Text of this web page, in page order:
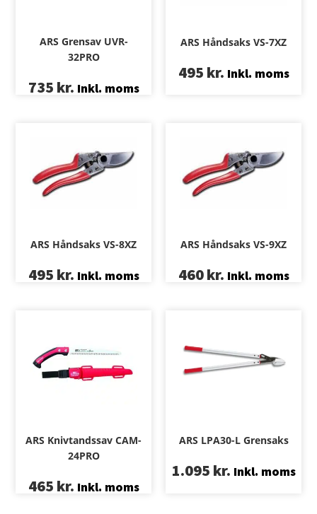
ARS Grensav UVR-
32PRO
735 kr. Inkl. moms
ARS Håndsaks VS-7XZ
495 kr. Inkl. moms
ARS Håndsaks VS-8XZ
495 kr. Inkl. moms
ARS Håndsaks VS-9XZ
460kr. Inkl. moms
ARS Knivtandssav CAM-
24PRO
465 kr. Inkl. moms
ARS LPA30-L Grensaks
1.095 kr. Inkl. moms